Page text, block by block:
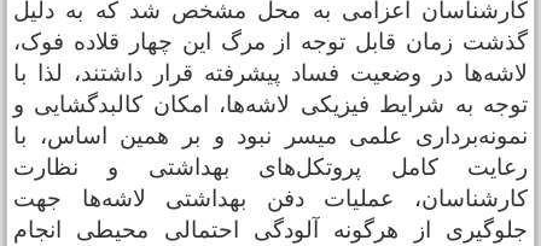
اعزامی به محل مشخص شد که به دلیل
زمان قابل توجه از مرگ این چهار قلاده فوک،
در وضعیت فساد پیشرفته قرار داشتند، لذا با
به شرایط فیزیکی لاشه‌ها، امکان کالبدگشایی و
علمی میسر نبود و بر همین اساس، با
کامل پروتکل‌های بهداشتی و نظارت
عملیات دفن بهداشتی لاشه‌ها جهت
از هرگونه آلودگی احتمالی محیطی انجام